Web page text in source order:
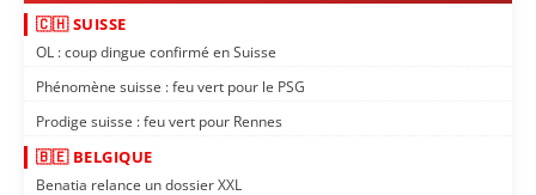
🇨🇭 SUISSE
OL : coup dingue confirmé en Suisse
Phénomène suisse : feu vert pour le PSG
Prodige suisse : feu vert pour Rennes
🇧🇪 BELGIQUE
Benatia relance un dossier XXL